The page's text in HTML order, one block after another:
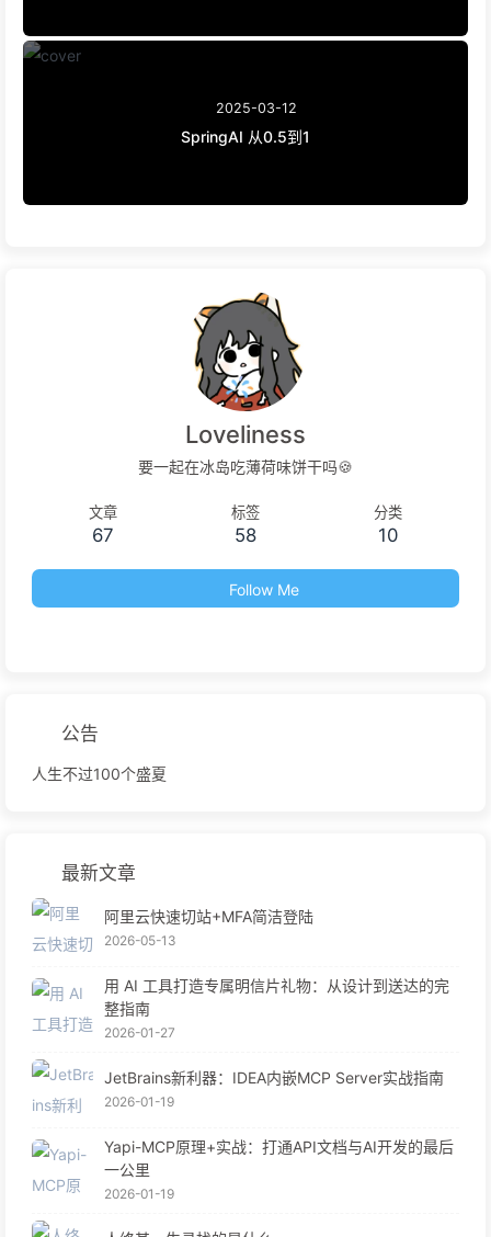
2025-03-12
SpringAI 从0.5到1
Loveliness
要一起在冰岛吃薄荷味饼干吗🍪
文章
67
标签
58
分类
10
Follow Me
公告
人生不过100个盛夏
最新文章
阿里云快速切站+MFA简洁登陆
2026-05-13
用 AI 工具打造专属明信片礼物：从设计到送达的完
整指南
2026-01-27
JetBrains新利器：IDEA内嵌MCP Server实战指南
2026-01-19
Yapi-MCP原理+实战：打通API文档与AI开发的最后
一公里
2026-01-19